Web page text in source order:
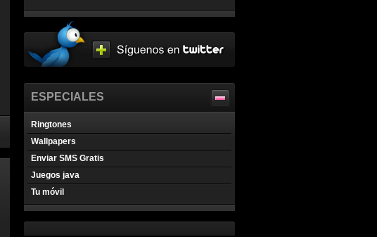
ESPECIALES
Ringtones
Wallpapers
Enviar SMS Gratis
Juegos java
Tu móvil